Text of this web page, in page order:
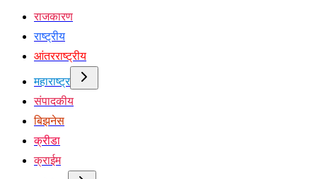
राजकारण
राष्ट्रीय
आंतरराष्ट्रीय
महाराष्ट्र
संपादकीय
बिझनेस
क्रीडा
क्राईम